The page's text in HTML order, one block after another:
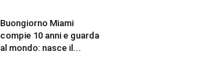
Buongiorno Miami
compie 10 anni e guarda
al mondo: nasce il...